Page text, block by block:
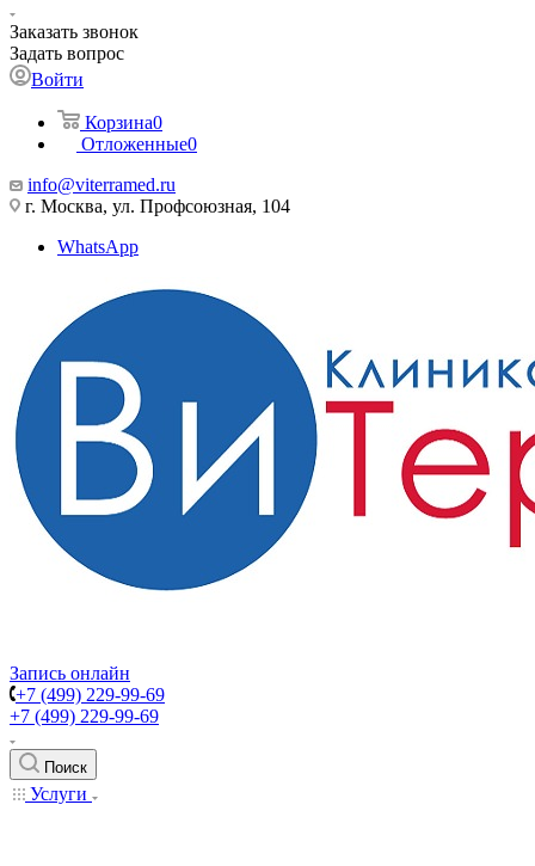
Заказать звонок
Задать вопрос
Войти
Корзина0
Отложенные0
info@viterramed.ru
г. Москва, ул. Профсоюзная, 104
WhatsApp
Запись онлайн
+7 (499) 229-99-69
+7 (499) 229-99-69
Поиск
Услуги